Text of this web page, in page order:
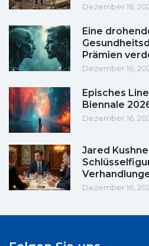
Dezember 16,
Eine
Prämien
Dezember 16,
Episches
Biennale
Dezember 16,
Jared
Dezember 16,